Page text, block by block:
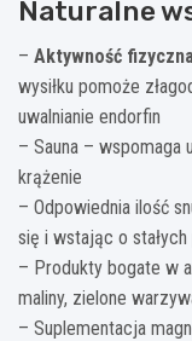
Naturalne
– Aktywność fizyczna
wysiłku pomoże
uwalnianie endorfin
– Sauna – wspomaga
krążenie
– Odpowiednia ilość
się i wstając o stałych
– Produkty bogate w
maliny, zielone
– Suplementacja